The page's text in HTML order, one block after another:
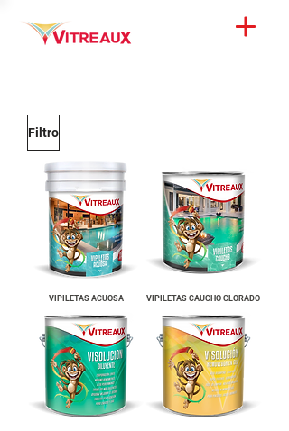
Filtro
VIPILETAS ACUOSA VIPILETAS CAUCHO CLORADO